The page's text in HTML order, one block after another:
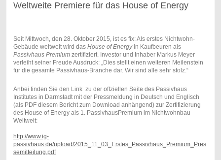
Weltweite Premiere für das House of Energy
Seit Mittwoch, den 28. Oktober 2015, ist es fix: Als erstes Nichtwohn-
Gebäude weltweit wird das House of Energyin Kaufbeuren als
Passivhaus Premiumzertifiziert. Investor und Inhaber Markus Meyer
verleiht seiner Freude Ausdruck: „Dies stellt einen weiteren Meilenstein
für die gesamte Passivhaus-Branche dar. Wir sind alle sehr stolz.“
Anbei finden Sie den Link zu der offziellen Seite des Passivhaus
Institutes in Darmstadt mit der Pressmeldung in Deutsch und Englisch
(als PDF diesem Bericht zum Download anhängend) zur Zertifizierung
des House of Energy als 1. PassivhausPremium im Nichtwohnbau
Weltweit:
http://www.ig-
passivhaus.de/upload/2015_11_03_Erstes_Passivhaus_Premium_Pres
semitteilung.pdf